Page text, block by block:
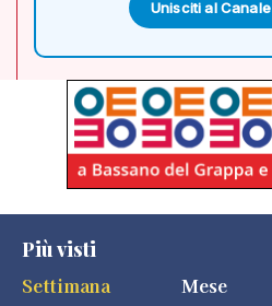
Unisciti al Canale
Più visti
Settimana
Mese